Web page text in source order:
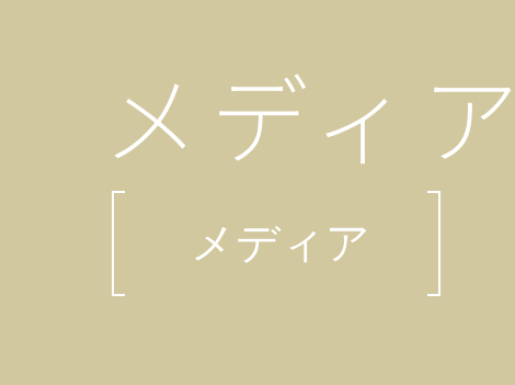
メディア
メディア